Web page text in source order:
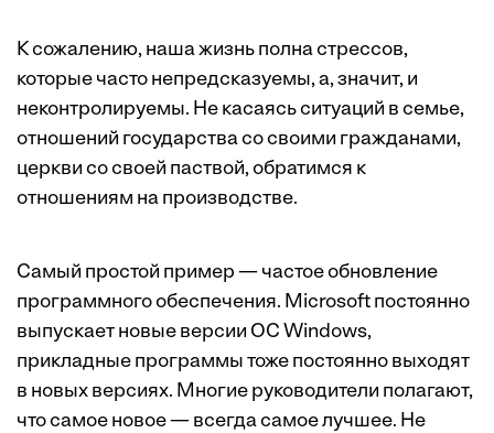
К сожалению, наша жизнь полна стрессов,
которые часто непредсказуемы, а, значит, и
неконтролируемы. Не касаясь ситуаций в семье,
отношений государства со своими гражданами,
церкви со своей паствой, обратимся к
отношениям на производстве.
Самый простой пример — частое обновление
программного обеспечения. Microsoft постоянно
выпускает новые версии ОС Windows,
прикладные программы тоже постоянно выходят
в новых версиях. Многие руководители полагают,
что самое новое — всегда самое лучшее. Не